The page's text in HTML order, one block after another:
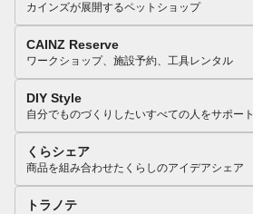
カインズが展開するペットショップ
CAINZ Reserve
ワークショップ、施設予約、工具レンタル
DIY Style
自分でものづくりしたいすべての人をサポート
くらシェア
商品を組み合わせたくらしのアイデアシェア
トラノテ